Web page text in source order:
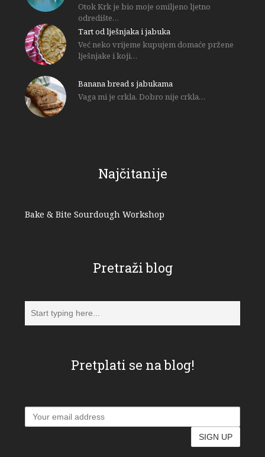
Otok Krk je bio moje omiljeno ljetno
odredište…
Tart od lješnjaka i jabuka
Već neko vrijeme kupujem domaće pržene
lješnjake i koji…
Banana bread s jabukama
Vaga mi je crkla. Dobro nije crkla…
Najčitanije
Bake & Bite Sourdough Workshop
Pretraži blog
Pretplati se na blog!